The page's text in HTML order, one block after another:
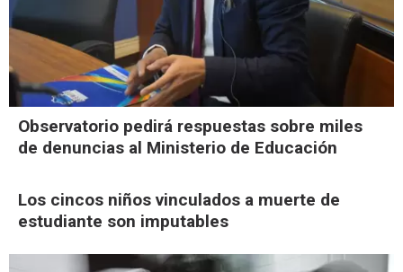
Observatorio pedirá respuestas sobre miles
de denuncias al Ministerio de Educación
Los cincos niños vinculados a muerte de
estudiante son imputables